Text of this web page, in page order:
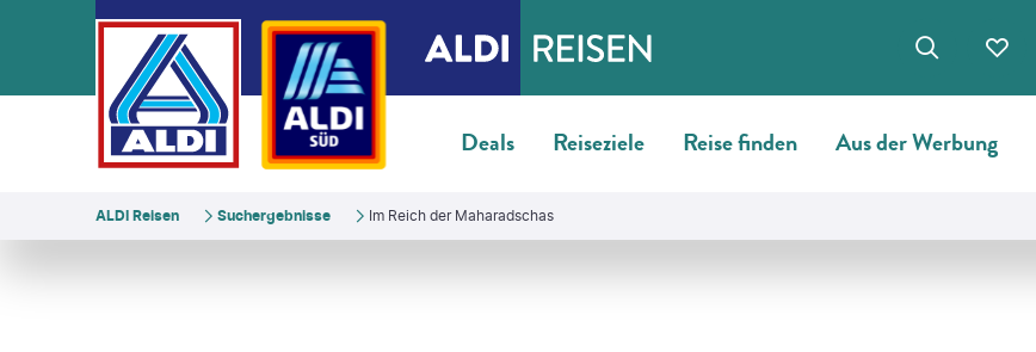
Deals Reiseziele Reise finden Aus der Werbung
ALDI Reisen Suchergebnisse Im Reich der Maharadschas